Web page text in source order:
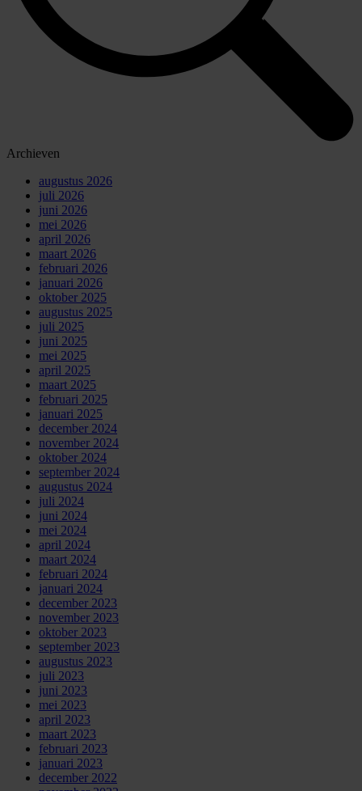
Archieven
augustus 2026
juli 2026
juni 2026
mei 2026
april 2026
maart 2026
februari 2026
januari 2026
oktober 2025
augustus 2025
juli 2025
juni 2025
mei 2025
april 2025
maart 2025
februari 2025
januari 2025
december 2024
november 2024
oktober 2024
september 2024
augustus 2024
juli 2024
juni 2024
mei 2024
april 2024
maart 2024
februari 2024
januari 2024
december 2023
november 2023
oktober 2023
september 2023
augustus 2023
juli 2023
juni 2023
mei 2023
april 2023
maart 2023
februari 2023
januari 2023
december 2022